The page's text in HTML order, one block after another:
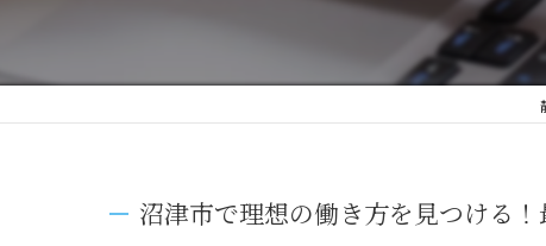
沼津市で理想の働き方を見つける